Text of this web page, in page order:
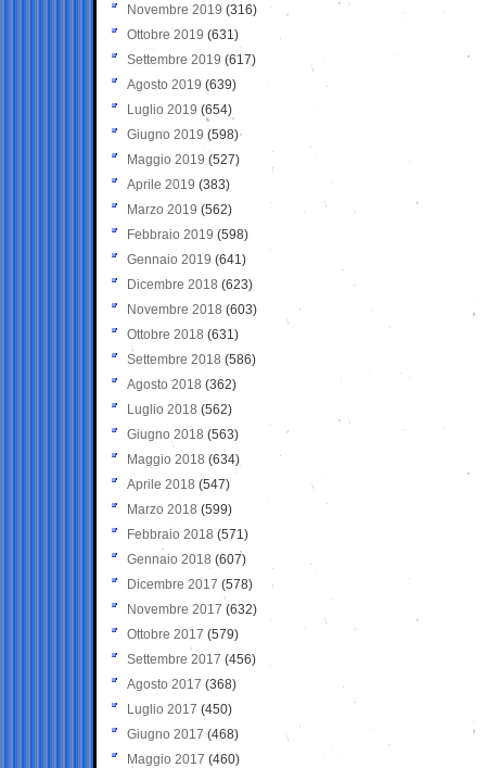
Novembre 2019 (316)
Ottobre 2019 (631)
Settembre 2019 (617)
Agosto 2019 (639)
Luglio 2019 (654)
Giugno 2019 (598)
Maggio 2019 (527)
Aprile 2019 (383)
Marzo 2019 (562)
Febbraio 2019 (598)
Gennaio 2019 (641)
Dicembre 2018 (623)
Novembre 2018 (603)
Ottobre 2018 (631)
Settembre 2018 (586)
Agosto 2018 (362)
Luglio 2018 (562)
Giugno 2018 (563)
Maggio 2018 (634)
Aprile 2018 (547)
Marzo 2018 (599)
Febbraio 2018 (571)
Gennaio 2018 (607)
Dicembre 2017 (578)
Novembre 2017 (632)
Ottobre 2017 (579)
Settembre 2017 (456)
Agosto 2017 (368)
Luglio 2017 (450)
Giugno 2017 (468)
Maggio 2017 (460)